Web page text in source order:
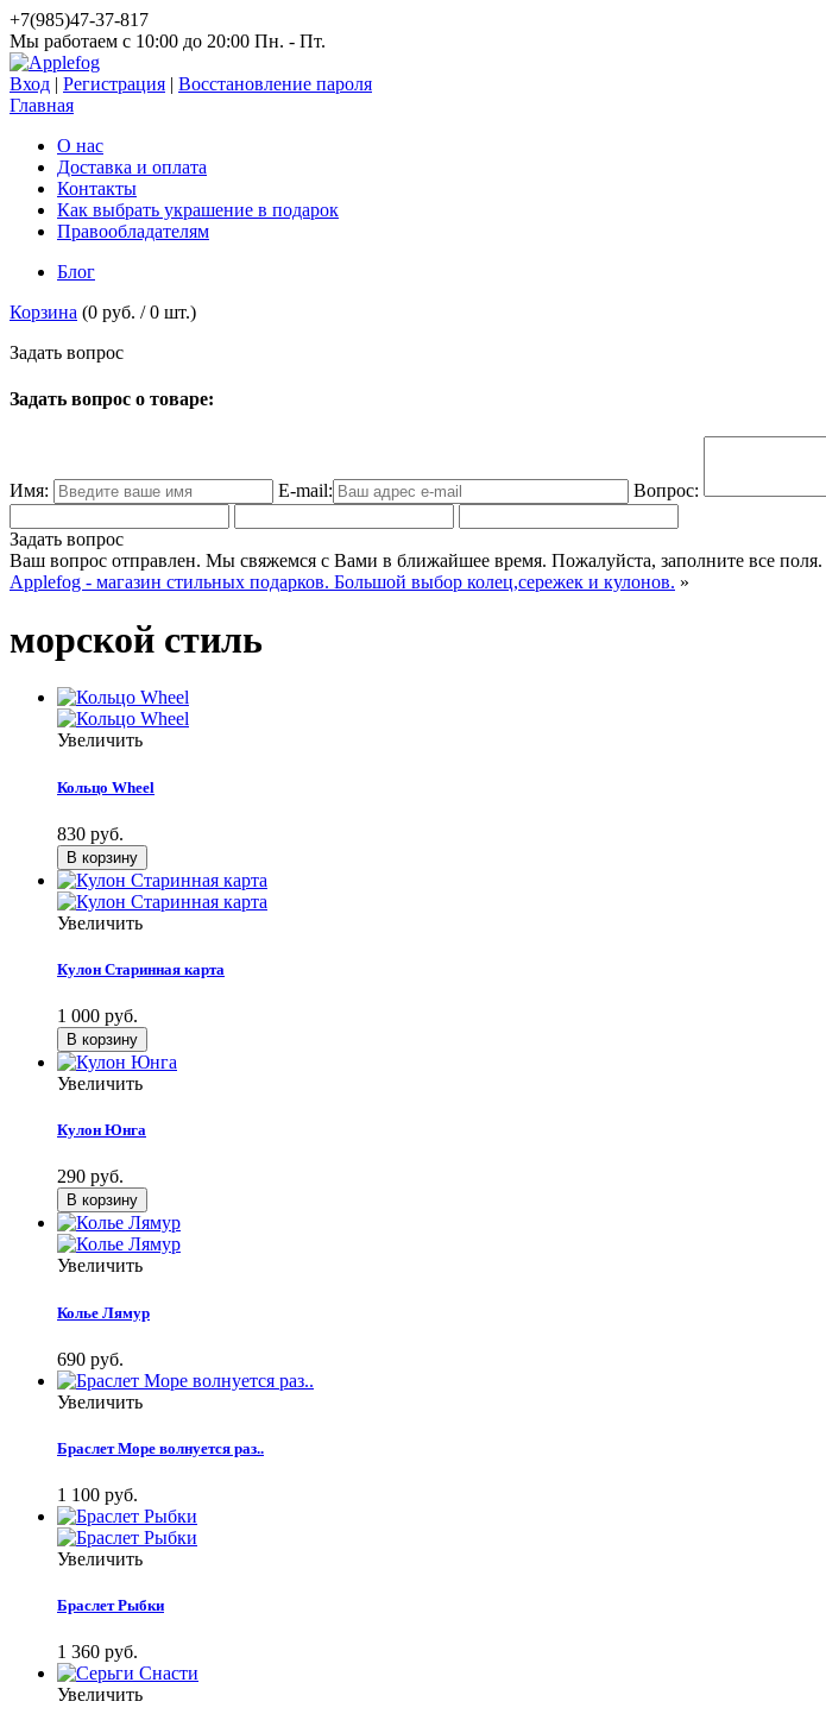
+7(985)47-37-817
Мы работаем c 10:00 до 20:00 Пн. - Пт.
Вход | Регистрация | Восстановление пароля
Главная
О нас
Доставка и оплата
Контакты
Как выбрать украшение в подарок
Правообладателям
Блог
Корзина (0 руб. /0 шт.)
Задать вопрос
Задать вопрос о товаре:
Имя: E-mail: Вопрос:
Задать вопрос
Ваш вопрос отправлен. Мы свяжемся с Вами в ближайшее время. Пожалуйста, заполните все поля.
Applefog - магазин стильных подарков. Большой выбор колец,сережек и кулонов. »
морской стиль
Увеличить
Кольцо Wheel
830 руб.
Увеличить
Кулон Старинная карта
1 000 руб.
Увеличить
Кулон Юнга
290 руб.
Увеличить
Колье Лямур
690 руб.
Увеличить
Браслет Море волнуется раз..
1 100 руб.
Увеличить
Браслет Рыбки
1 360 руб.
Увеличить